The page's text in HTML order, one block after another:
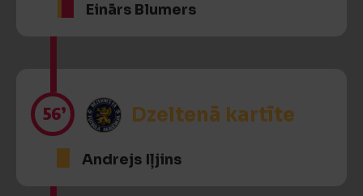
Einārs Blumers
56’ Dzeltenā kartīte
Andrejs Iļjins